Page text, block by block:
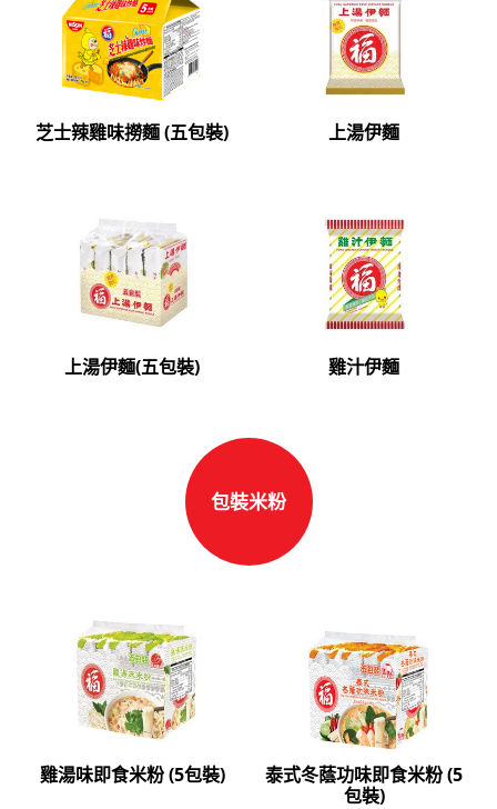
芝士辣雞味撈麵 (五包裝) 上湯伊麵
上湯伊麵(五包裝) 雞汁伊麵
包裝米粉
雞湯味即食米粉 (5包裝)
泰式冬蔭功味即食米粉 (5
包裝)